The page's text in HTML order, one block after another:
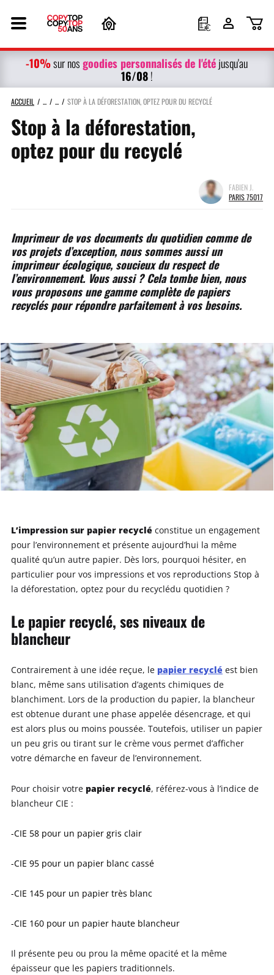
-10%sur nosgoodies personnalisésde l'étéjusqu'au
16/08!
ACCUEIL STOP À LA DÉFORESTATION, OPTEZ POUR DU RECYCLÉ
Stop à la déforestation,
optez pour du recyclé
FABIEN J.
PARIS 75017
Imprimeur de vos documents du quotidien comme de
vos projets d’exception, nous sommes aussi un
imprimeur écologique, soucieux du respect de
l’environnement. Vous aussi ? Cela tombe bien, nous
vous proposons une gamme complète de papiers
recyclés pour répondre parfaitement à vos besoins.
L’impression sur papier recyclé constitue un engagement
pour l’environnement et présente aujourd’hui la même
qualité qu’un autre papier. Dès lors, pourquoi hésiter, en
particulier pour vos impressions et vos reproductions Stop à
la déforestation, optez pour du recyclédu quotidien ?
Le papier recyclé, ses niveaux de
blancheur
Contrairement à une idée reçue, le papier recyclé est bien
blanc, même sans utilisation d’agents chimiques de
blanchiment. Lors de la production du papier, la blancheur
est obtenue durant une phase appelée désencrage, et qui
est alors plus ou moins poussée. Toutefois, utiliser un papier
un peu gris ou tirant sur le crème vous permet d’afficher
votre démarche en faveur de l’environnement.
Pour choisir votre papier recyclé, référez-vous à l’indice de
blancheur CIE :
-CIE 58 pour un papier gris clair
-CIE 95 pour un papier blanc cassé
-CIE 145 pour un papier très blanc
-CIE 160 pour un papier haute blancheur
Il présente peu ou prou la même opacité et la même
épaisseur que les papiers traditionnels.